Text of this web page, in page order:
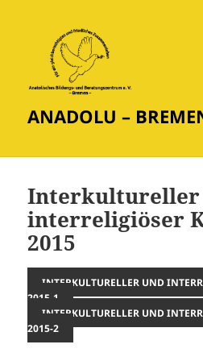
ANADOLU –
Interkultureller
interreligiöser
2015
INTERKULTURELLER UND
2015-1
INTERKULTURELLER UND
2015-2